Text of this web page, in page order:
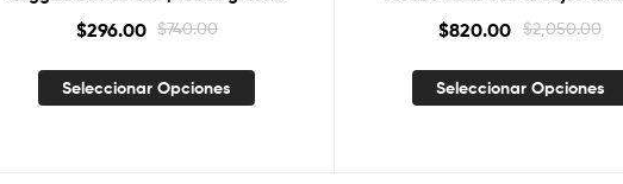
$740.00
$296.00
Seleccionar Opciones
$2,050.00
$820.00
Seleccionar Opciones